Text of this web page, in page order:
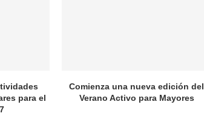
para el
Comienza una nueva edición del
Verano Activo para Mayores